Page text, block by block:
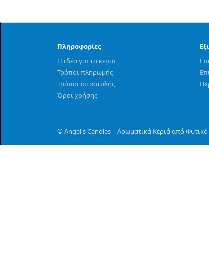
Πληροφορίες
Η ιδέα για τα κεριά
Τρόποι πληρωμής
Τρόποι αποστολής
Όροι χρήσης
© Angel's Candles | Αρωματικά Κεριά από Φυτικό